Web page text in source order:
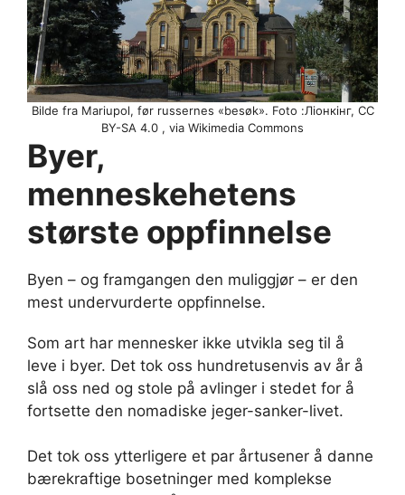
Bilde fra Mariupol, før russernes «besøk». Foto :Ліонкінг, CC
BY-SA 4.0 , via Wikimedia Commons
Byer,
menneskehetens
største oppfinnelse
Byen – og framgangen den muliggjør – er den
mest undervurderte oppfinnelse.
Som art har mennesker ikke utvikla seg til å
leve i byer. Det tok oss hundretusenvis av år å
slå oss ned og stole på avlinger i stedet for å
fortsette den nomadiske jeger-sanker-livet.
Det tok oss ytterligere et par årtusener å danne
bærekraftige bosetninger med komplekse